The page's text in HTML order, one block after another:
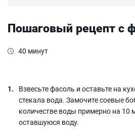
Пошаговый рецепт с
40 минут
Взвесьте фасоль и оставьте на
стекала вода. Замочите соевые
количестве воды примерно на 10
оставшуюся воду.